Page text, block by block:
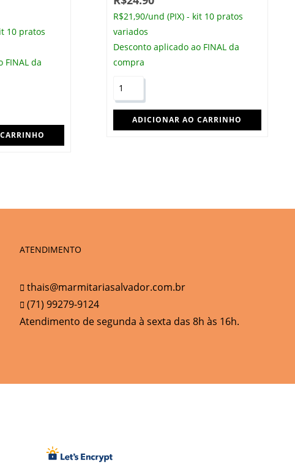
10 pratos
FINAL da
R$21,90/und (PIX) - kit 10 pratos
variados
Desconto aplicado ao FINAL da
compra
ADICIONAR AO CARRINHO
ATENDIMENTO
thais@marmitariasalvador.com.br
(71) 99279-9124
Atendimento de segunda à sexta das 8h às 16h.